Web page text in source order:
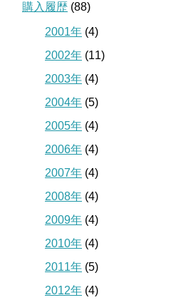
購入履歴 (88)
2001年 (4)
2002年 (11)
2003年 (4)
2004年 (5)
2005年 (4)
2006年 (4)
2007年 (4)
2008年 (4)
2009年 (4)
2010年 (4)
2011年 (5)
2012年 (4)